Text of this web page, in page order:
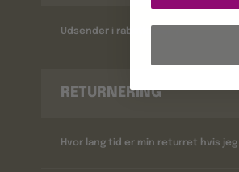
Udsender i rabatkoder ?
RETURNERING
Hvor lang tid er min returret hvis